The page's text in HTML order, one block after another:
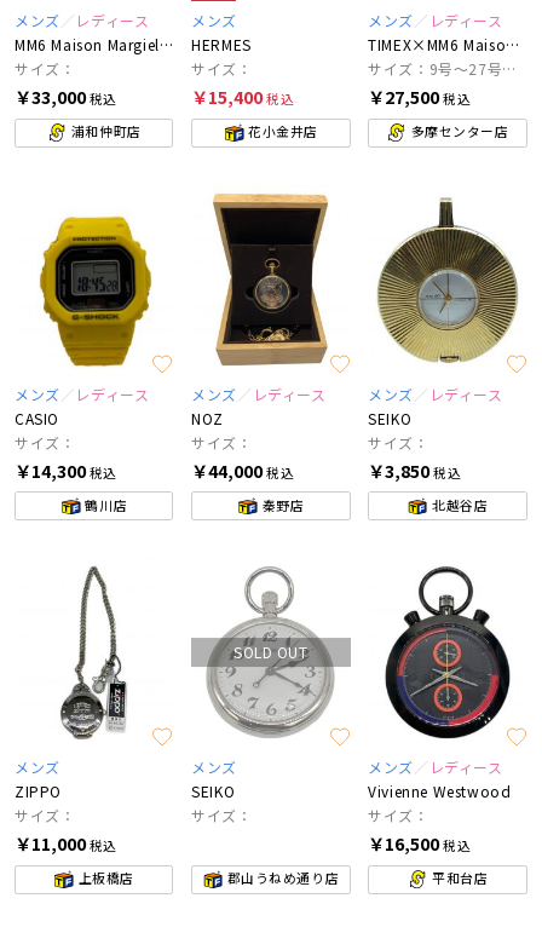
メンズ
レディース
MM6 Maison Margiela×TIMEX
サイズ：
￥33,000税込
浦和仲町店
メンズ
HERMES
サイズ：
￥15,400税込
花小金井店
メンズ
レディース
TIMEX×MM6 Maison Margiela
サイズ：9号～27号相当
￥27,500税込
多摩センター店
メンズ
レディース
CASIO
サイズ：
￥14,300税込
鶴川店
メンズ
レディース
NOZ
サイズ：
￥44,000税込
秦野店
メンズ
レディース
SEIKO
サイズ：
￥3,850税込
北越谷店
メンズ
ZIPPO
サイズ：
￥11,000税込
上板橋店
SOLD OUT
メンズ
SEIKO
サイズ：
郡山うねめ通り店
メンズ
レディース
Vivienne Westwood
サイズ：
￥16,500税込
平和台店